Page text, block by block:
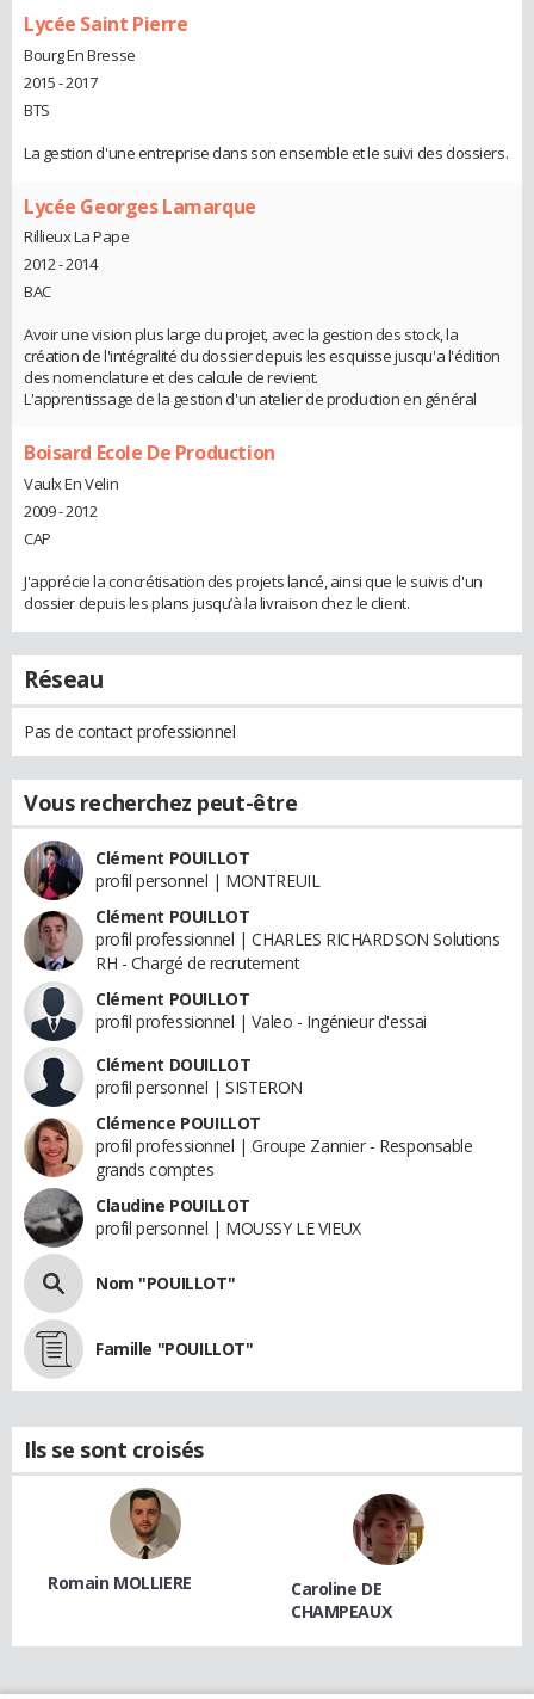
Lycée Saint Pierre
Bourg En Bresse
2015 - 2017
BTS
La gestion d'une entreprise dans son ensemble et le suivi des dossiers.
Lycée Georges Lamarque
Rillieux La Pape
2012 - 2014
BAC
Avoir une vision plus large du projet, avec la gestion des stock, la
création de l'intégralité du dossier depuis les esquisse jusqu'a l'édition
des nomenclature et des calcule de revient.
L'apprentissage de la gestion d'un atelier de production en général
Boisard Ecole De Production
Vaulx En Velin
2009 - 2012
CAP
J'apprécie la concrétisation des projets lancé, ainsi que le suivis d'un
dossier depuis les plans jusqu’à la livraison chez le client.
Réseau
Pas de contact professionnel
Vous recherchez peut-être
Clément POUILLOT
profil personnel | MONTREUIL
Clément POUILLOT
profil professionnel | CHARLES RICHARDSON Solutions
RH - Chargé de recrutement
Clément POUILLOT
profil professionnel | Valeo - Ingénieur d'essai
Clément DOUILLOT
profil personnel | SISTERON
Clémence POUILLOT
profil professionnel | Groupe Zannier - Responsable
grands comptes
Claudine POUILLOT
profil personnel | MOUSSY LE VIEUX
Nom "POUILLOT"
Famille "POUILLOT"
Ils se sont croisés
Romain MOLLIERE
Caroline DE
CHAMPEAUX